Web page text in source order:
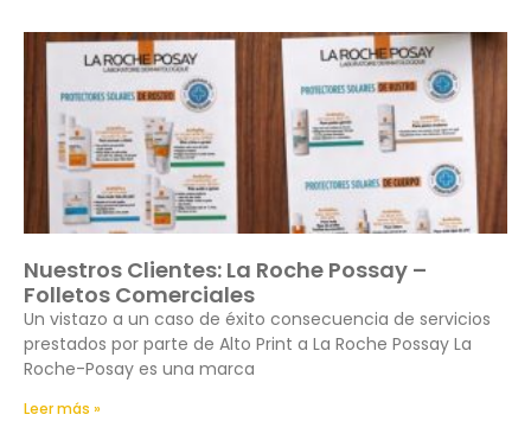
Nuestros Clientes: La Roche Possay –
Folletos Comerciales
Un vistazo a un caso de éxito consecuencia de servicios
prestados por parte de Alto Print a La Roche Possay La
Roche-Posay es una marca
Leer más »